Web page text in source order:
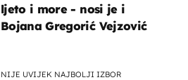
ljeto i more - nosi je i
Bojana Gregorić Vejzović
NIJE UVIJEK NAJBOLJI IZBOR